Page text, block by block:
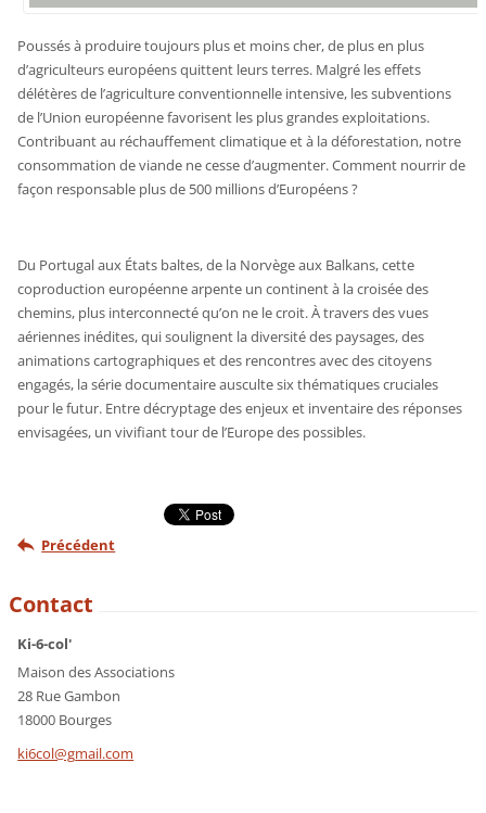
Poussés à produire toujours plus et moins cher, de plus en plus
d’agriculteurs européens quittent leurs terres. Malgré les effets
délétères de l’agriculture conventionnelle intensive, les subventions
de l’Union européenne favorisent les plus grandes exploitations.
Contribuant au réchauffement climatique et à la déforestation, notre
consommation de viande ne cesse d’augmenter. Comment nourrir de
façon responsable plus de 500 millions d’Européens ?
Du Portugal aux États baltes, de la Norvège aux Balkans, cette
coproduction européenne arpente un continent à la croisée des
chemins, plus interconnecté qu’on ne le croit. À travers des vues
aériennes inédites, qui soulignent la diversité des paysages, des
animations cartographiques et des rencontres avec des citoyens
engagés, la série documentaire ausculte six thématiques cruciales
pour le futur. Entre décryptage des enjeux et inventaire des réponses
envisagées, un vivifiant tour de l’Europe des possibles.
Précédent
Contact
Ki-6-col'
Maison des Associations
28 Rue Gambon
18000 Bourges
ki6col@gmail.com